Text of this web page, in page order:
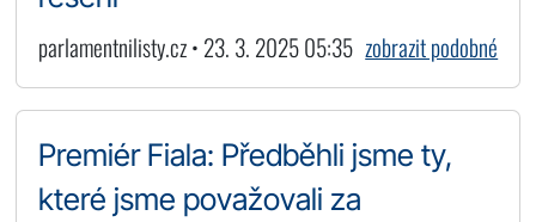
parlamentnilisty.cz • 23. 3. 2025 05:35 zobrazit podobné
Premiér Fiala: Předběhli jsme ty,
které jsme považovali za